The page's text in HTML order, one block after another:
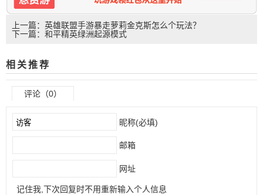
上一篇：英雄联盟手游暴走萝莉金克斯怎么个玩法？
下一篇：和平精英绿洲起源模式
相关推荐
评论（0）
昵称(必填)
邮箱
网址
记住我,下次回复时不用重新输入个人信息